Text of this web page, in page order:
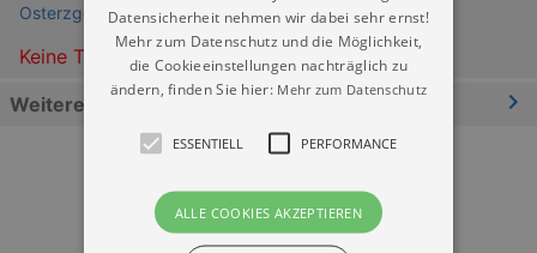
Osterzgebirgsmuseum Schloss Lauenstein
Keine Termine
Weitere Informationen
Datensicherheit nehmen wir dabei sehr ernst!
Mehr zum Datenschutz und die Möglichkeit,
die Cookieeinstellungen nachträglich zu
ändern, finden Sie hier: Mehr zum Datenschutz
ESSENTIELL PERFORMANCE
ALLE COOKIES AKZEPTIEREN